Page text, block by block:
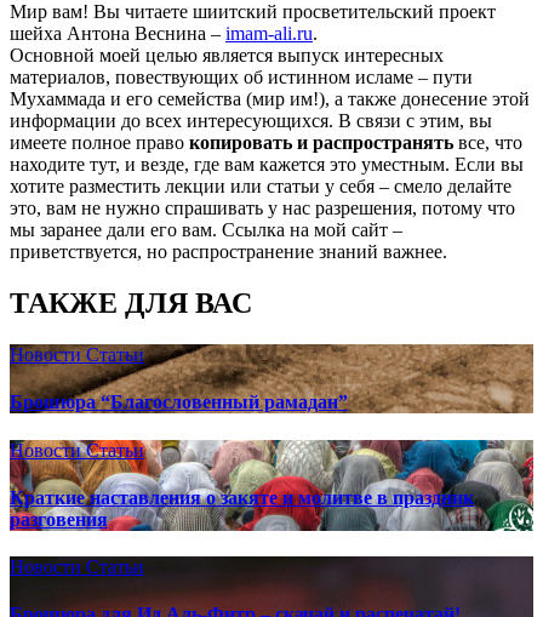
Мир вам! Вы читаете шиитский просветительский проект
шейха Антона Веснина – imam-ali.ru.
Основной моей целью является выпуск интересных
материалов, повествующих об истинном исламе – пути
Мухаммада и его семейства (мир им!), а также донесение этой
информации до всех интересующихся. В связи с этим, вы
имеете полное право копировать и распространять все, что
находите тут, и везде, где вам кажется это уместным. Если вы
хотите разместить лекции или статьи у себя – смело делайте
это, вам не нужно спрашивать у нас разрешения, потому что
мы заранее дали его вам. Ссылка на мой сайт –
приветствуется, но распространение знаний важнее.
ТАКЖЕ ДЛЯ ВАС
НовостиСтатьи
Брошюра “Благословенный рамадан”
НовостиСтатьи
Краткие наставления о закяте и молитве в праздник
разговения
Новости Статьи